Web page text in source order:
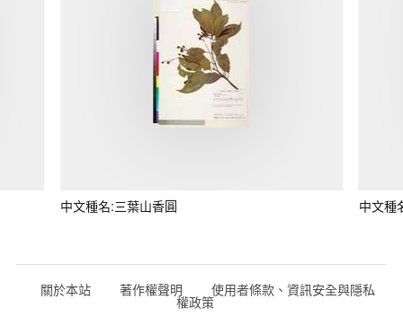
中文種名:三葉山香圓 中文種
關於本站 著作權聲明 使用者條款、資訊安全與隱私
權政策